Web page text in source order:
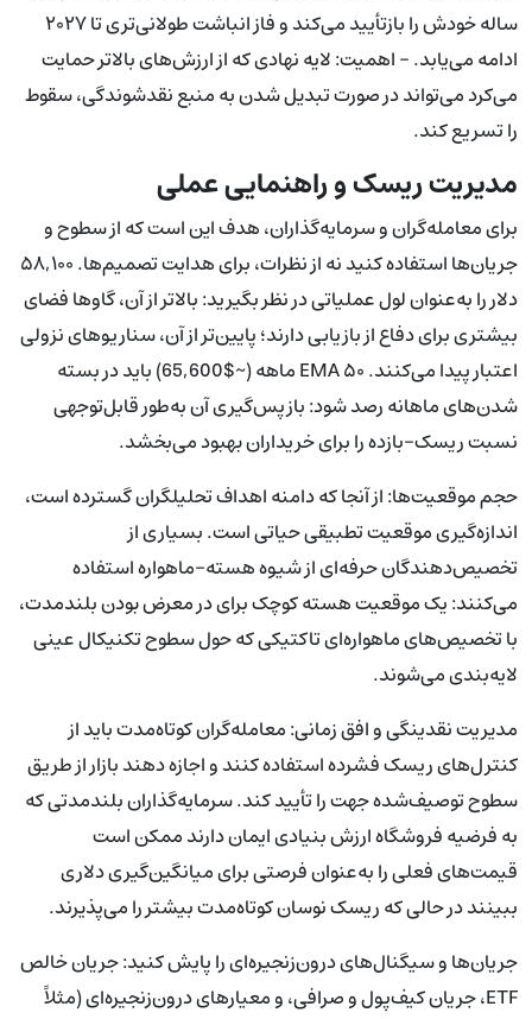
ساله خودش را بازتأیید می‌کند و فاز انباشت طولانی‌تری تا ۲۰۲۷
ادامه می‌یابد. - اهمیت: لایه نهادی که از ارزش‌های بالاتر حمایت
می‌کرد می‌تواند در صورت تبدیل شدن به منبع نقدشوندگی، سقوط
را تسریع کند.
مدیریت ریسک و راهنمایی عملی
برای معامله‌گران و سرمایه‌گذاران، هدف این است که از سطوح و
جریان‌ها استفاده کنید نه از نظرات، برای هدایت تصمیم‌ها. ۵۸,۱۰۰
دلار را به‌عنوان لول عملیاتی در نظر بگیرید: بالاتر از آن، گاوها فضای
بیشتری برای دفاع از بازیابی دارند؛ پایین‌تر از آن، سناریوهای نزولی
اعتبار پیدا می‌کنند. EMA ۵۰ ماهه (~$65,600) باید در بسته
شدن‌های ماهانه رصد شود: بازپس‌گیری آن به‌طور قابل‌توجهی
نسبت ریسک-بازده را برای خریداران بهبود می‌بخشد.
حجم موقعیت‌ها: از آنجا که دامنه اهداف تحلیلگران گسترده است،
اندازه‌گیری موقعیت تطبیقی حیاتی است. بسیاری از
تخصیص‌دهندگان حرفه‌ای از شیوه هسته-ماهواره استفاده
می‌کنند: یک موقعیت هسته کوچک برای در معرض بودن بلندمدت،
با تخصیص‌های ماهواره‌ای تاکتیکی که حول سطوح تکنیکال عینی
لایه‌بندی می‌شوند.
مدیریت نقدینگی و افق زمانی: معامله‌گران کوتاه‌مدت باید از
کنترل‌های ریسک فشرده استفاده کنند و اجازه دهند بازار از طریق
سطوح توصیف‌شده جهت را تأیید کند. سرمایه‌گذاران بلندمدتی که
به فرضیه فروشگاه ارزش بنیادی ایمان دارند ممکن است
قیمت‌های فعلی را به‌عنوان فرصتی برای میانگین‌گیری دلاری
ببینند در حالی که ریسک نوسان کوتاه‌مدت بیشتر را می‌پذیرند.
جریان‌ها و سیگنال‌های درون‌زنجیره‌ای را پایش کنید: جریان خالص
ETF، جریان کیف‌پول و صرافی، و معیارهای درون‌زنجیره‌ای (مثلاً